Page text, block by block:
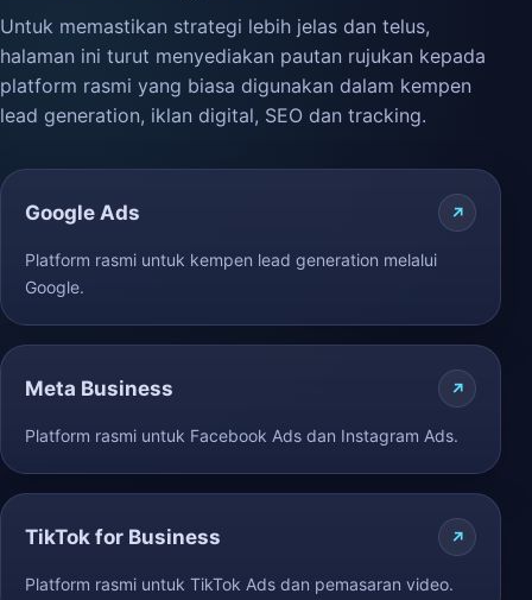
Untuk memastikan strategi lebih jelas dan telus,
halaman ini turut menyediakan pautan rujukan kepada
platform rasmi yang biasa digunakan dalam kempen
lead generation, iklan digital, SEO dan tracking.
Google Ads
Platform rasmi untuk kempen lead generation melalui
Google.
Meta Business
Platform rasmi untuk Facebook Ads dan Instagram Ads.
TikTok for Business
Platform rasmi untuk TikTok Ads dan pemasaran video.